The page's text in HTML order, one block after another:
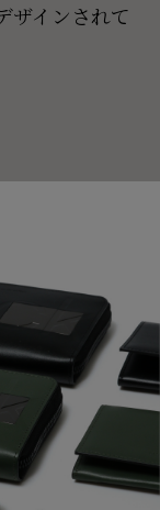
ザインされて